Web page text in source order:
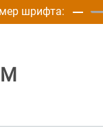
шрифта: